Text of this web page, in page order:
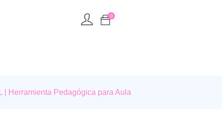
0
| Herramienta Pedagógica para Aula